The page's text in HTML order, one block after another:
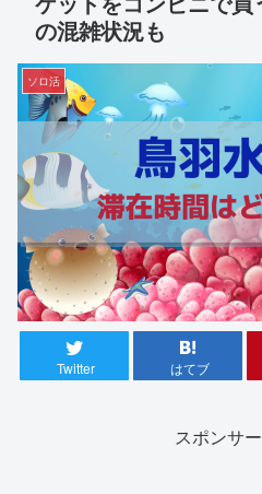
の混雑状況も
ソロ活
Twitter はてブ
スポンサ